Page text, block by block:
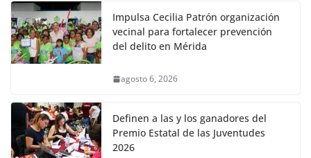
Impulsa Cecilia Patrón organización
vecinal para fortalecer prevención
del delito en Mérida
agosto 6, 2026
Definen a las y los ganadores del
Premio Estatal de las Juventudes
2026